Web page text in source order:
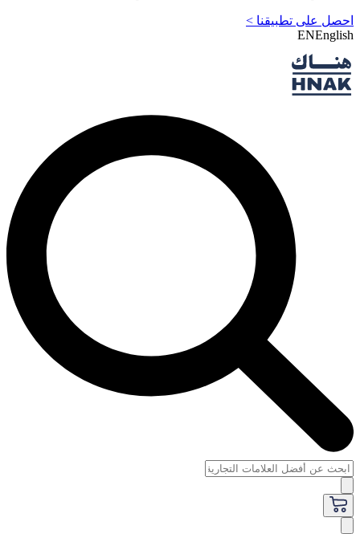
احصل على تطبيقنا >
ENEnglish